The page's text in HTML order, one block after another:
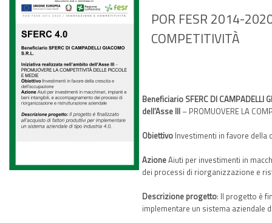
POR FESR 2014-
COMPETITIVITÀ
Beneficiario SFERC DI CAMPADELLI
dell’Asse III – PROMUOVERE LA
Obiettivo Investimenti in favore della
AzioneAiuti per investimenti in
dei processi di riorganizzazione e
Descrizione progetto: Il progetto è
implementare un sistema aziendale